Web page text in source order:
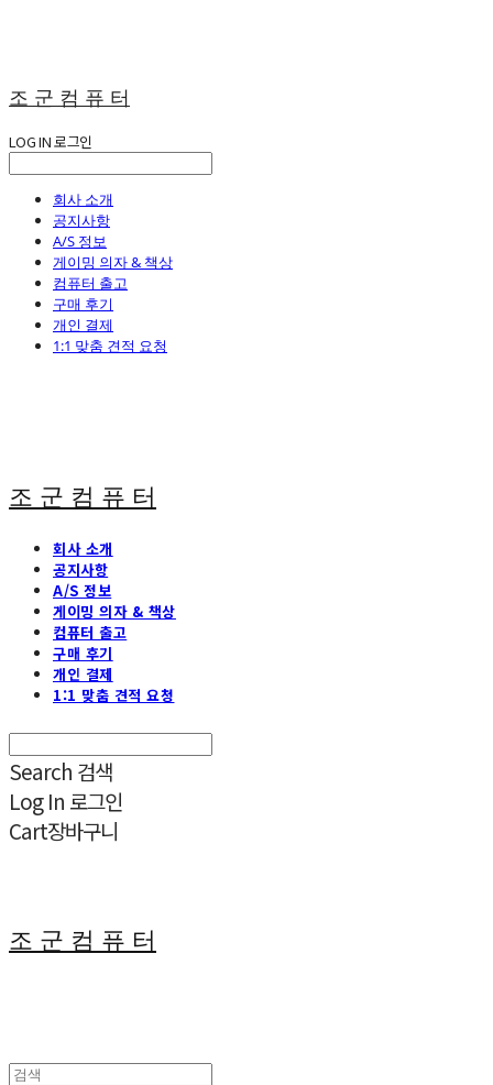
조 군 컴 퓨 터
LOG IN로그인
회사 소개
공지사항
A/S 정보
게이밍 의자 & 책상
컴퓨터 출고
구매 후기
개인 결제
1:1 맞춤 견적 요청
조 군 컴 퓨 터
회사 소개
공지사항
A/S 정보
게이밍 의자 & 책상
컴퓨터 출고
구매 후기
개인 결제
1:1 맞춤 견적 요청
Search 검색
Log In 로그인
Cart장바구니
조 군 컴 퓨 터